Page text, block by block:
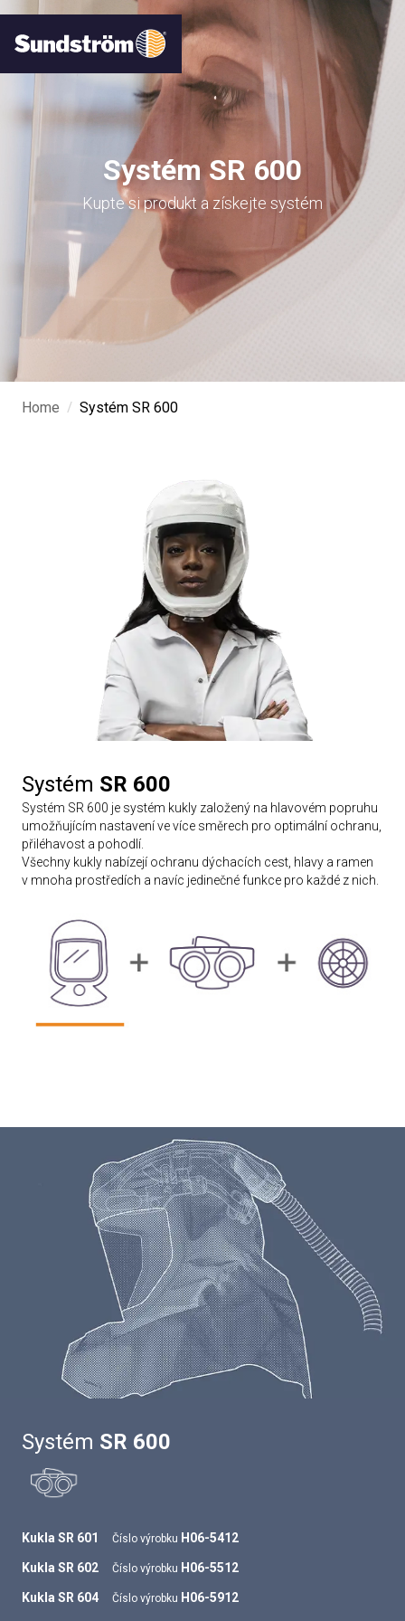
Systém SR 600
Kupte si produkt a získejte systém
Home / Systém SR 600
Systém SR 600
Systém SR 600 je systém kukly založený na hlavovém popruhu
umožňujícím nastavení ve více směrech pro optimální ochranu,
přiléhavost a pohodlí.
Všechny kukly nabízejí ochranu dýchacích cest, hlavy a ramen
v mnoha prostředích a navíc jedinečné funkce pro každé z nich.
Systém SR 600
Kukla SR 601 Číslo výrobku H06-5412
Kukla SR 602 Číslo výrobku H06-5512
Kukla SR 604 Číslo výrobku H06-5912